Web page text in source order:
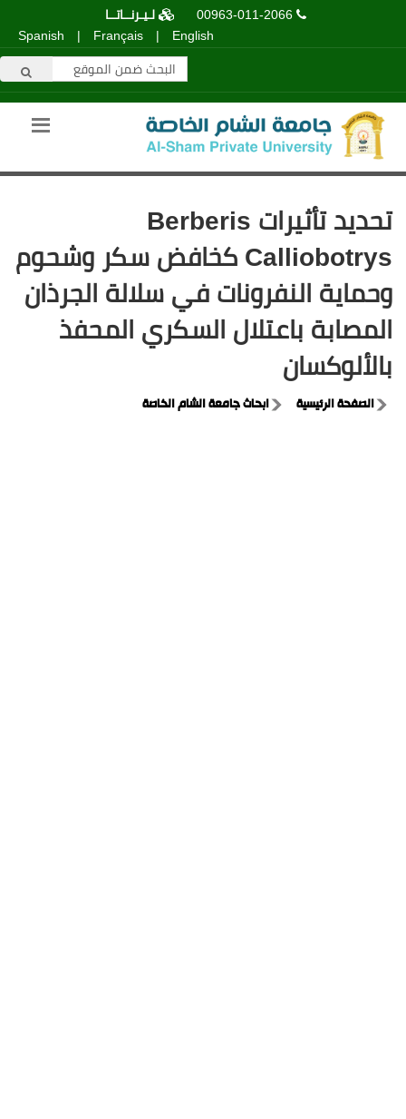
00963-011-2066
لـيـرنــاتــا
English
|
Français
|
Spanish
تحديد تأثيرات Berberis
Calliobotrys كخافض سكر وشحوم
وحماية النفرونات في سلالة الجرذان
المصابة باعتلال السكري المحفذ
بالألوكسان
الصفحة الرئيسية ابحاث جامعة الشام الخاصة